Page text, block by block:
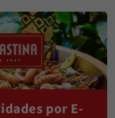
por E-